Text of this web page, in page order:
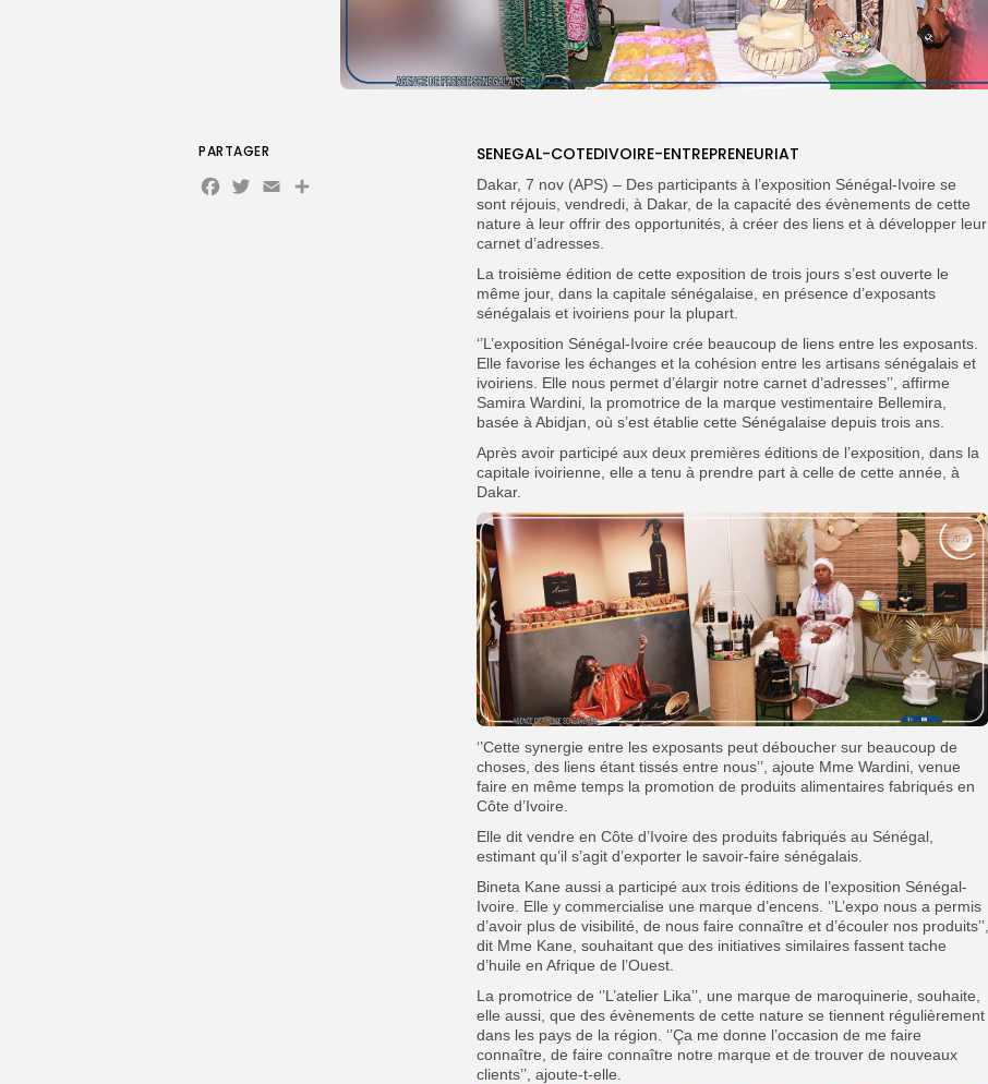
SENEGAL-COTEDIVOIRE-ENTREPRENEURIAT
Dakar, 7 nov (APS) – Des participants à l’exposition Sénégal-Ivoire se
sont réjouis, vendredi, à Dakar, de la capacité des évènements de cette
nature à leur offrir des opportunités, à créer des liens et à développer leur
carnet d’adresses.
La troisième édition de cette exposition de trois jours s’est ouverte le
même jour, dans la capitale sénégalaise, en présence d’exposants
sénégalais et ivoiriens pour la plupart.
‘’L’exposition Sénégal-Ivoire crée beaucoup de liens entre les exposants.
Elle favorise les échanges et la cohésion entre les artisans sénégalais et
ivoiriens. Elle nous permet d’élargir notre carnet d’adresses’’, affirme
Samira Wardini, la promotrice de la marque vestimentaire Bellemira,
basée à Abidjan, où s’est établie cette Sénégalaise depuis trois ans.
Après avoir participé aux deux premières éditions de l’exposition, dans la
capitale ivoirienne, elle a tenu à prendre part à celle de cette année, à
Dakar.
‘’Cette synergie entre les exposants peut déboucher sur beaucoup de
choses, des liens étant tissés entre nous’’, ajoute Mme Wardini, venue
faire en même temps la promotion de produits alimentaires fabriqués en
Côte d’Ivoire.
Elle dit vendre en Côte d’Ivoire des produits fabriqués au Sénégal,
estimant qu’il s’agit d’exporter le savoir-faire sénégalais.
Bineta Kane aussi a participé aux trois éditions de l’exposition Sénégal-
Ivoire. Elle y commercialise une marque d’encens. ‘’L’expo nous a permis
d’avoir plus de visibilité, de nous faire connaître et d’écouler nos produits’’,
dit Mme Kane, souhaitant que des initiatives similaires fassent tache
d’huile en Afrique de l’Ouest.
La promotrice de ‘’L’atelier Lika’’, une marque de maroquinerie, souhaite,
elle aussi, que des évènements de cette nature se tiennent régulièrement
dans les pays de la région. ‘’Ça me donne l’occasion de me faire
connaître, de faire connaître notre marque et de trouver de nouveaux
clients’’, ajoute-t-elle.
PARTAGER
Facebook
Twitter
Email